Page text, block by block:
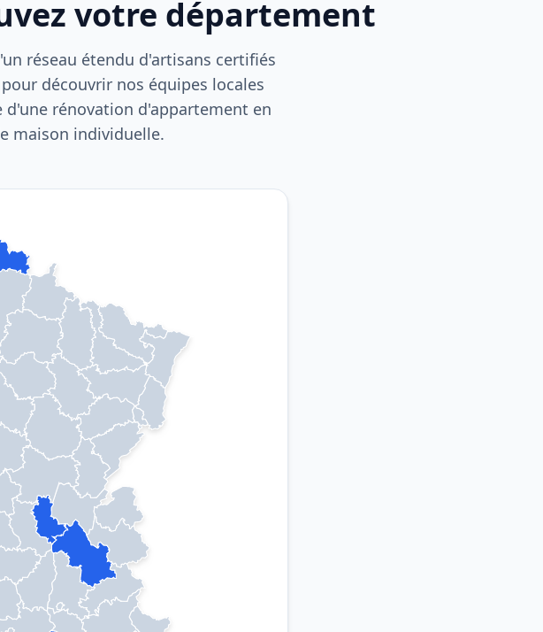
votre département
réseau étendu d'artisans certifiés
découvrir nos équipes locales
rénovation d'appartement en
maison individuelle.